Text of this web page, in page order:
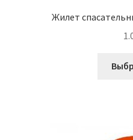
Жилет